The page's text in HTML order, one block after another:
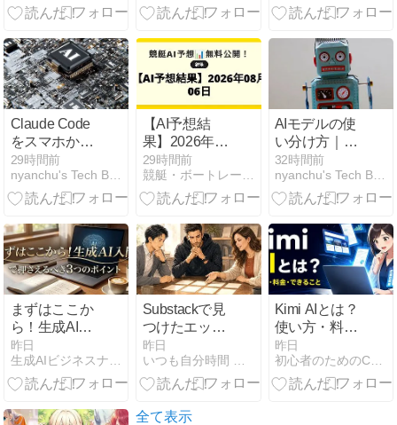
操作性向上を
アニメ・劇場
イム話題作ま
とめ
Claude Code
をスマホから
操作する2つ
の方法｜
Remote
ラウド版の使
い分け
29時間前
nyanchu's Tech Blog
【AI予想結
果】2026年08
月06日
29時間前
競艇・ボートレース【AI予想を無料公開】
AIモデルの使
い分け方｜
2026年、タス
ク別に選ぶコ
スト最適化フ
32時間前
nyanchu's Tech Blog
まずはここか
ら！生成AI入
門で押さえる
べき3つのポ
イント
昨日
生成AIビジネスナビ｜生成AI活用法とDX成功事例を厳選紹介
Substackで見
つけたエッセ
イ｜今日のエ
ッセイ・ラッ
ク Vol.26
昨日
いつも自分時間 Geminiと日常
Kimi AIとは？
使い方・料
金・できるこ
とを初心者向
けに解説
昨日
初心者のためのChatGPTと生成AI
全て表示